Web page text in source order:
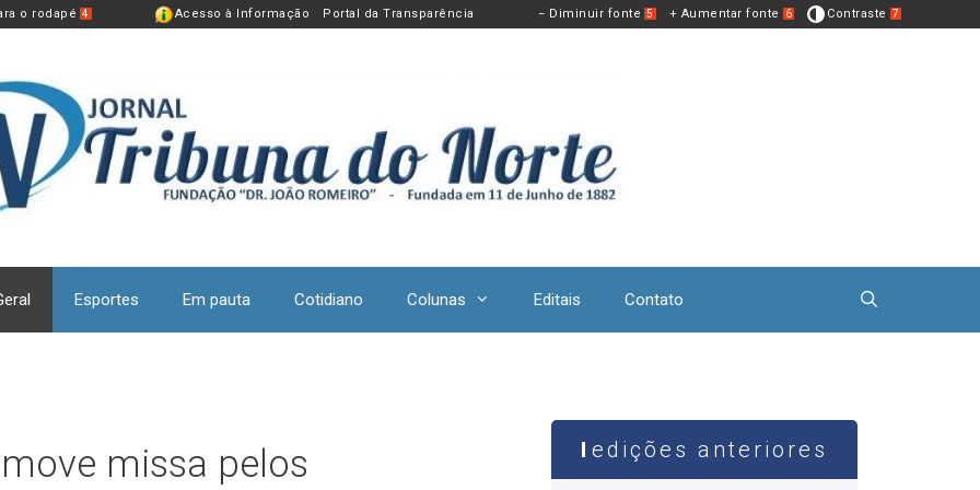
o rodapé 4 Acesso à Informação Portal da Transparência − Diminuir fonte 5 + Aumentar fonte 6 Contraste 7
Esportes Em pauta Cotidiano Colunas Editais Contato
missa pelos
edições anteriores